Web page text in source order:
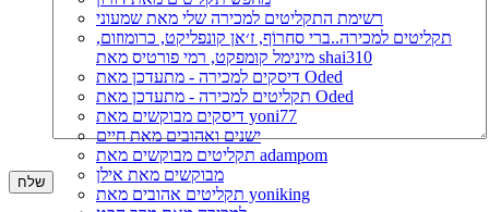
רשימת התקליטים למכירה שלי מאת שמעוני
תקליטים למכירה..ברי סחרוֹף, ז׳אן קונפליקט, כרומוזום,
מינימל קומפקט, רמי פורטיס מאת shai310
דיסקים למכירה - מתעדכן מאת Oded
תקליטים למכירה - מתעדכן מאת Oded
דיסקים מבוקשים מאת yoni77
ישנים ואהובים מאת חיים
תקליטים מבוקשים מאת adampom
מבוקשים מאת אילן
תקליטים אהובים מאת yoniking